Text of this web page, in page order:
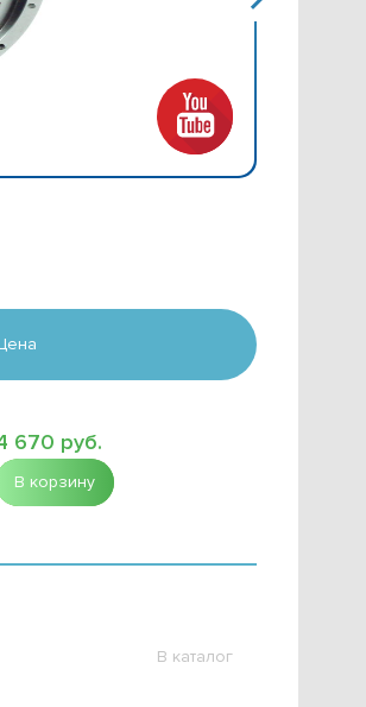
670 руб.
В корзину
В каталог